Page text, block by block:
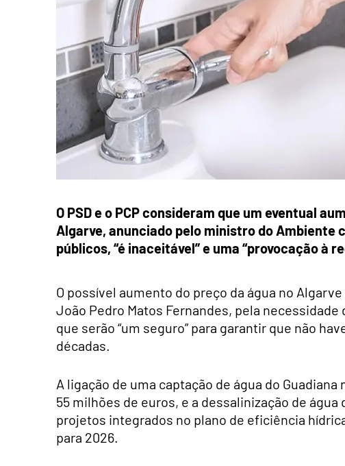
O PSD e o PCP consideram que um eventual
Algarve, anunciado pelo ministro do
públicos, “é inaceitável” e uma “provocação à
O possível aumento do preço da água no
João Pedro Matos Fernandes, pela
que serão “um seguro” para garantir que não
décadas.
A ligação de uma captação de água do
55 milhões de euros, e a dessalinização de
projetos integrados no plano de eficiência
para 2026.